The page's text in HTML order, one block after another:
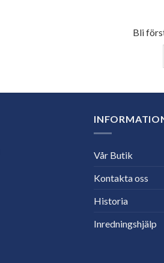
Bli
Vår Butik
Kontakta oss
Historia
Inredningshjälp